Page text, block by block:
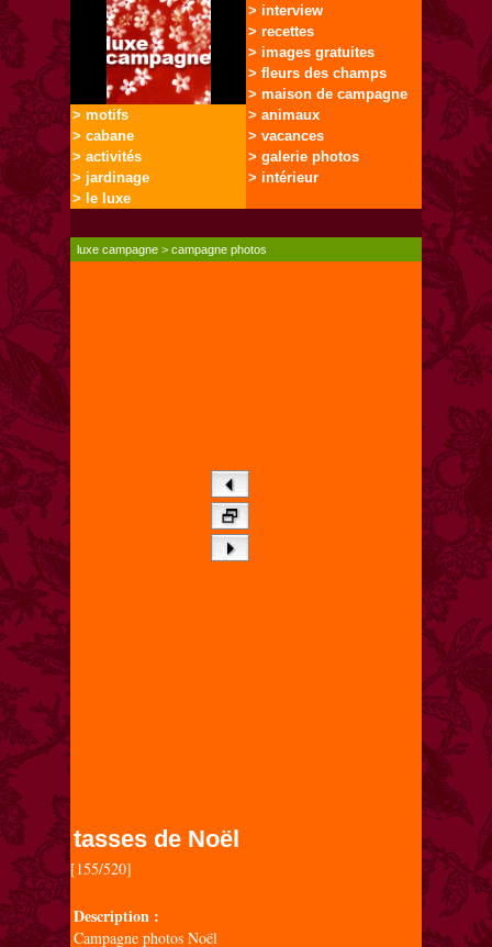
> interview
> recettes
> images gratuites
> fleurs des champs
> maison de campagne
> motifs
> cabane
> activités
> jardinage
> le luxe
> animaux
> vacances
> galerie photos
> intérieur
luxe campagne >campagne photos
tasses de Noël
[155/520]
Description :
Campagne photos Noël